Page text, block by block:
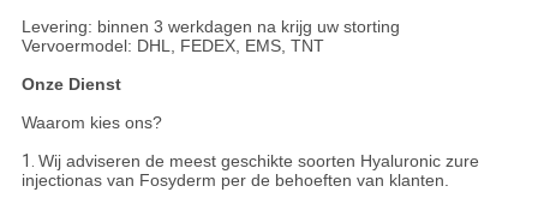
Levering: binnen 3 werkdagen na krijg uw storting
Vervoermodel: DHL, FEDEX, EMS, TNT
Onze Dienst
Waarom kies ons?
1. Wij adviseren de meest geschikte soorten Hyaluronic zure
injectionas van Fosyderm per de behoeften van klanten.